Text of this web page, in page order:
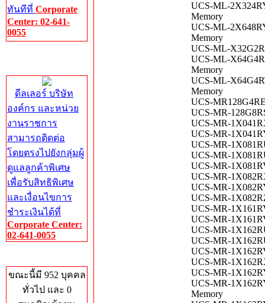
ทันทีที่ Corporate
Center: 02-641-
0055
ดีลเลอร์ บริษัท
องค์กร และหน่วย
งานราชการ
สามารถติดต่อ
โดยตรงไปยังกลุ่มผู้
ดูแลลูกค้าพิเศษ
เพื่อรับสิทธิพิเศษ
และเงื่อนไขการ
ชำระเงินได้ที่
Corporate Center:
02-641-0055
ขณะนี้มี 952 บุคคล
ทั่วไป และ 0
UCS-ML-
Memory
UCS-ML-
Memory
UCS-ML-
UCS-ML-
Memory
UCS-ML-
Memory
UCS-
UCS-MR-
UCS-MR-
UCS-MR-
UCS-MR-
UCS-MR-
UCS-MR-
UCS-MR-
UCS-MR-
UCS-MR-
UCS-MR-
UCS-MR-
UCS-MR-
UCS-MR-
UCS-MR-
UCS-MR-
UCS-MR-
UCS-MR-
Memory